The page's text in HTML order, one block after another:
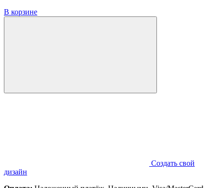
В корзине
Создать свой
дизайн